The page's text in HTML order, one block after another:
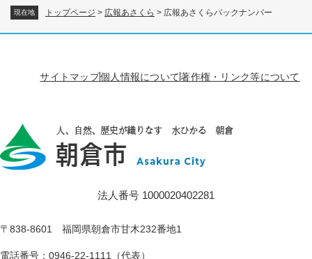
現在地 トップページ > 広報あさくら > 広報あさくらバックナンバー
サイトマップ個人情報について著作権・リンク等について
法人番号 1000020402281
〒838-8601 福岡県朝倉市甘木232番地1
電話番号：0946-22-1111（代表）